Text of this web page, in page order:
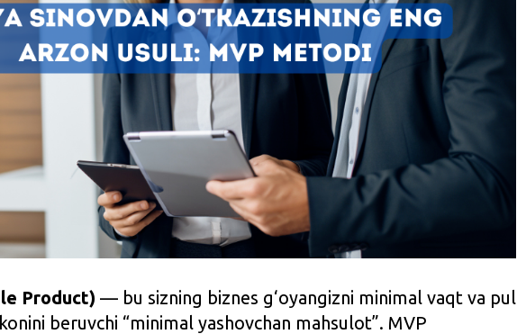
Product) — bu sizning biznes g‘oyangizni minimal vaqt va pul
beruvchi “minimal yashovchan mahsulot”. MVP